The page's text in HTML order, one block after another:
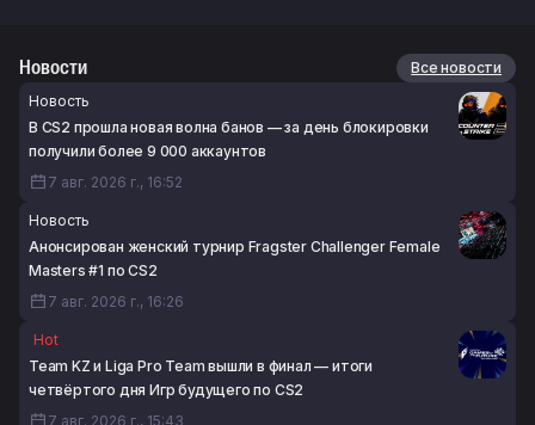
Новости
Все новости
Новость
В CS2 прошла новая волна банов — за день блокировки
получили более 9 000 аккаунтов
7 авг. 2026 г., 16:52
Новость
Анонсирован женский турнир Fragster Challenger Female
Masters #1 по CS2
7 авг. 2026 г., 16:26
Hot
Team KZ и Liga Pro Team вышли в финал — итоги
четвёртого дня Игр будущего по CS2
7 авг. 2026 г., 15:43